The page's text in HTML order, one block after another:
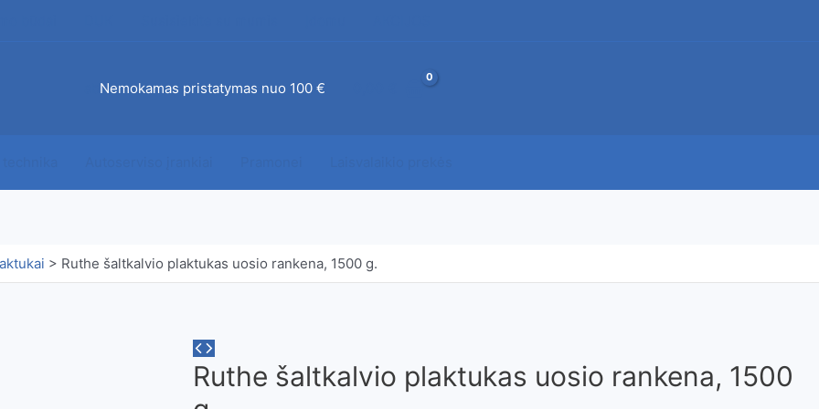
Nemokamas pristatymas nuo 100 €
> Ruthe šaltkalvio plaktukas uosio rankena, 1500 g.
Ruthe šaltkalvio plaktukas uosio rankena, 1500